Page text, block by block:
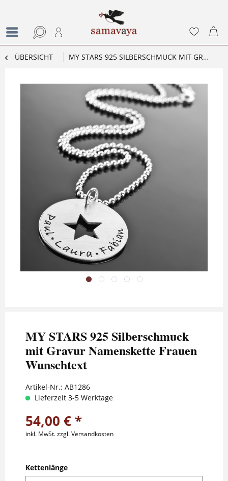
ÜBERSICHT MY STARS 925 SILBERSCHMUCK MIT GRAVUR NAMENSKETTE FRAUEN WUNSCHTEXT
MY STARS 925 Silberschmuck
mit Gravur Namenskette Frauen
Wunschtext
Artikel-Nr.: AB1286
Lieferzeit 3-5 Werktage
54,00 € *
inkl. MwSt.zzgl. Versandkosten
Kettenlänge